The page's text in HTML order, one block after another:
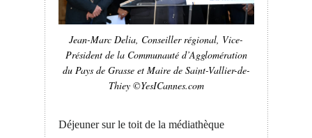
Jean-Marc Delia, Conseiller régional, Vice-
Président de la Communauté d’Agglomération
du Pays de Grasse et Maire de Saint-Vallier-de-
Thiey ©YesICannes.com
Déjeuner sur le toit de la médiathèque